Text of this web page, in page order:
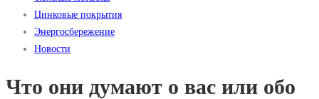
Цинковые покрытия
Энергосбережение
Новости
Что они думают о вас или обо